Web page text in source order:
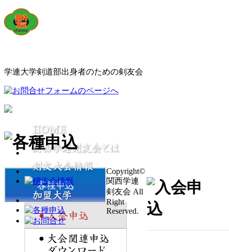
学連大学剣道部出身者のための剣友会
Copyright©
関西学連
剣友会 All
Right
Reserved.